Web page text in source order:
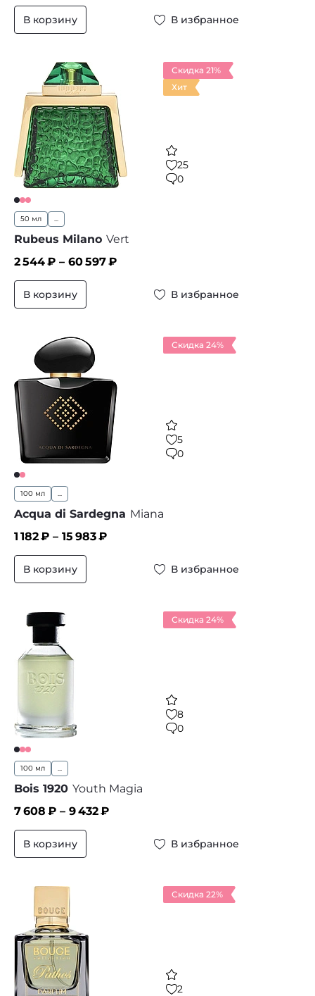
В корзину В избранное
Скидка 21%
Хит
25
0
50 мл ...
Rubeus Milano Vert
2 544₽ – 60 597₽
В корзину В избранное
Скидка 24%
5
0
100 мл ...
Acqua di Sardegna Miana
1 182₽ – 15 983₽
В корзину В избранное
Скидка 24%
8
0
100 мл ...
Bois 1920 Youth Magia
7 608 ₽ – 9 432₽
В корзину В избранное
Скидка 22%
2